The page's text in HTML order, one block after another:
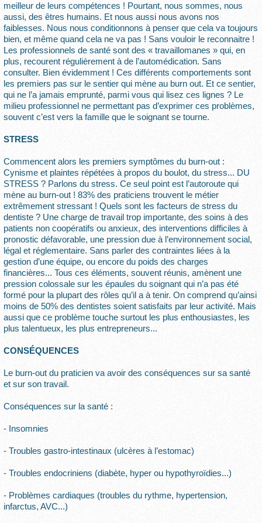
meilleur de leurs compétences ! Pourtant, nous sommes, nous
aussi, des êtres humains. Et nous aussi nous avons nos
faiblesses. Nous nous conditionnons à penser que cela va toujours
bien, et même quand cela ne va pas ! Sans vouloir le reconnaitre !
Les professionnels de santé sont des « travaillomanes » qui, en
plus, recourent régulièrement à de l’automédication. Sans
consulter. Bien évidemment ! Ces différents comportements sont
les premiers pas sur le sentier qui mène au burn out. Et ce sentier,
qui ne l’a jamais emprunté, parmi vous qui lisez ces lignes ? Le
milieu professionnel ne permettant pas d’exprimer ces problèmes,
souvent c’est vers la famille que le soignant se tourne.
STRESS
Commencent alors les premiers symptômes du burn-out :
Cynisme et plaintes répétées à propos du boulot, du stress... DU
STRESS ? Parlons du stress. Ce seul point est l’autoroute qui
mène au burn-out ! 83% des praticiens trouvent le métier
extrêmement stressant ! Quels sont les facteurs de stress du
dentiste ? Une charge de travail trop importante, des soins à des
patients non coopératifs ou anxieux, des interventions difficiles à
pronostic défavorable, une pression due à l’environnement social,
légal et réglementaire. Sans parler des contraintes liées à la
gestion d’une équipe, ou encore du poids des charges
financières... Tous ces éléments, souvent réunis, amènent une
pression colossale sur les épaules du soignant qui n’a pas été
formé pour la plupart des rôles qu’il a à tenir. On comprend qu’ainsi
moins de 50% des dentistes soient satisfaits par leur activité. Mais
aussi que ce problème touche surtout les plus enthousiastes, les
plus talentueux, les plus entrepreneurs...
CONSÉQUENCES
Le burn-out du praticien va avoir des conséquences sur sa santé
et sur son travail.
Conséquences sur la santé :
- Insomnies
- Troubles gastro-intestinaux (ulcères à l’estomac)
- Troubles endocriniens (diabète, hyper ou hypothyroïdies...)
- Problèmes cardiaques (troubles du rythme, hypertension,
infarctus, AVC...)